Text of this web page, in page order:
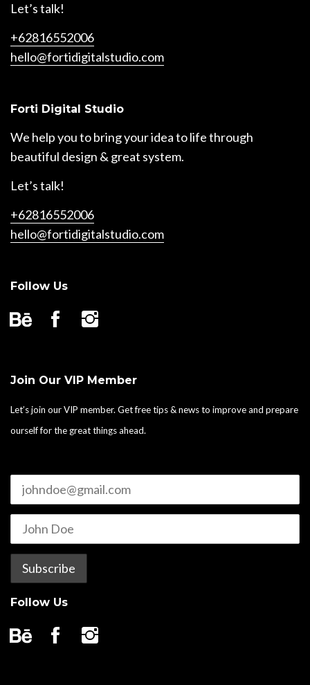
Let’s talk!
+62816552006
hello@fortidigitalstudio.com
Forti Digital Studio
We help you to bring your idea to life through
beautiful design & great system.
Let’s talk!
+62816552006
hello@fortidigitalstudio.com
Follow Us
Join Our VIP Member
Let’s join our VIP member. Get free tips & news to improve and prepare
ourself for the great things ahead.
Follow Us